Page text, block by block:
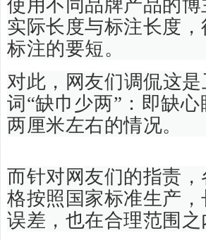
使用不同品牌产品的
实际长度与标注长度
标注的要短。
对此，网友们调侃这
词“缺巾少两”：即缺
两厘米左右的情况。
而针对网友们的指责
格按照国家标准生产
误差，也在合理范围之